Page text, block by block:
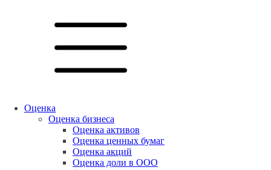
Оценка
Оценка бизнеса
Оценка активов
Оценка ценных бумаг
Оценка акций
Оценка доли в ООО